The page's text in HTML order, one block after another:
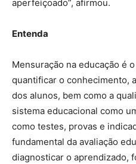
aperfeiçoado”, afirmou.
Entenda
Mensuração na educação é
quantificar o conhecimento,
dos alunos, bem como a
sistema educacional como
como testes, provas e
fundamental da avaliação
diagnosticar o aprendizado,